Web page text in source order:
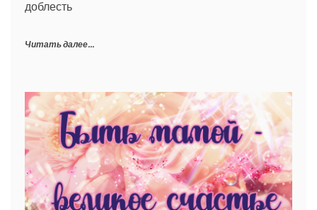
доблесть
Читать далее...